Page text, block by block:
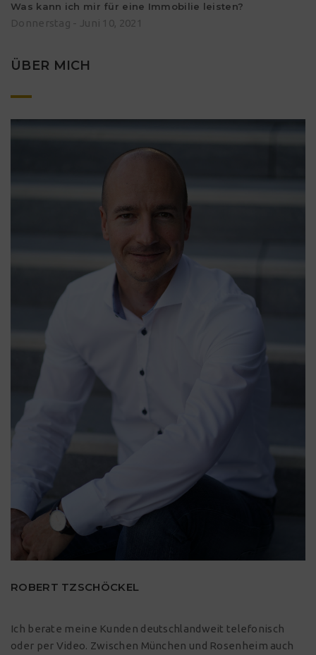
Was kann ich mir für eine Immobilie leisten?
Donnerstag - Juni 10, 2021
ÜBER MICH
ROBERT TZSCHÖCKEL
Ich berate meine Kunden deutschlandweit telefonisch
oder per Video. Zwischen München und Rosenheim auch